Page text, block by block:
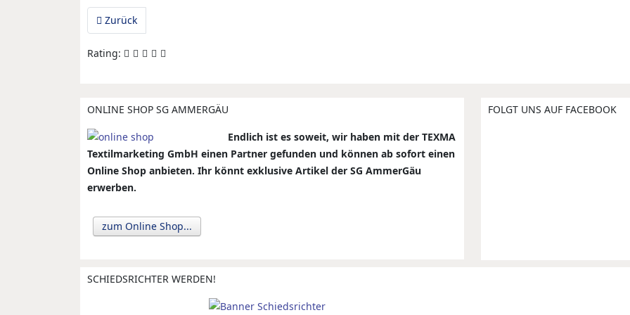
Vorheriger Beitrag: Einladung zur TGV Reusten Handball-Abteilungsversammlung 2025
Zurück
Rating:
ONLINE SHOP SG AMMERGÄU
Endlich ist es soweit, wir haben mit der TEXMA
Textilmarketing GmbH einen Partner gefunden und können ab sofort einen
Online Shop anbieten. Ihr könnt exklusive Artikel der SG AmmerGäu
erwerben.
zum Online Shop...
FOLGT UNS AUF FACEBOOK
SCHIEDSRICHTER WERDEN!